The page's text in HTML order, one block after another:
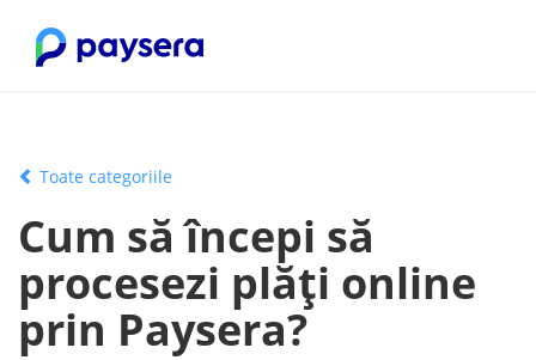
Toate categoriile
Cum să începi să
procesezi plăți online
prin Paysera?